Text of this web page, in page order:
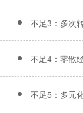
不足3：多次
不足4：零散
不足5：多元